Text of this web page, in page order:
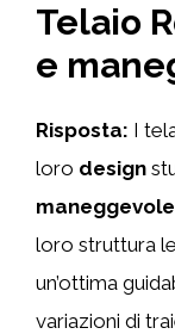
Telaio
e
Risposta: I
loro design
loro struttura
un’ottima
variazioni di